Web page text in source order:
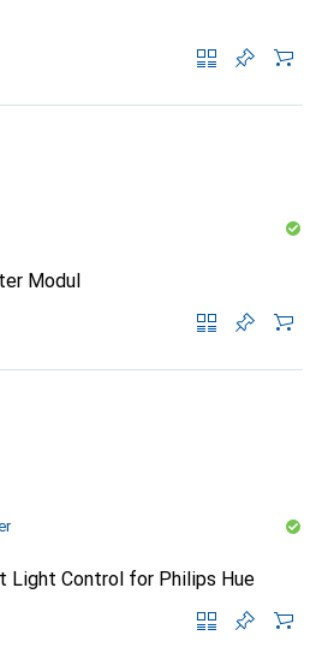
Modul
Light Control for Philips Hue